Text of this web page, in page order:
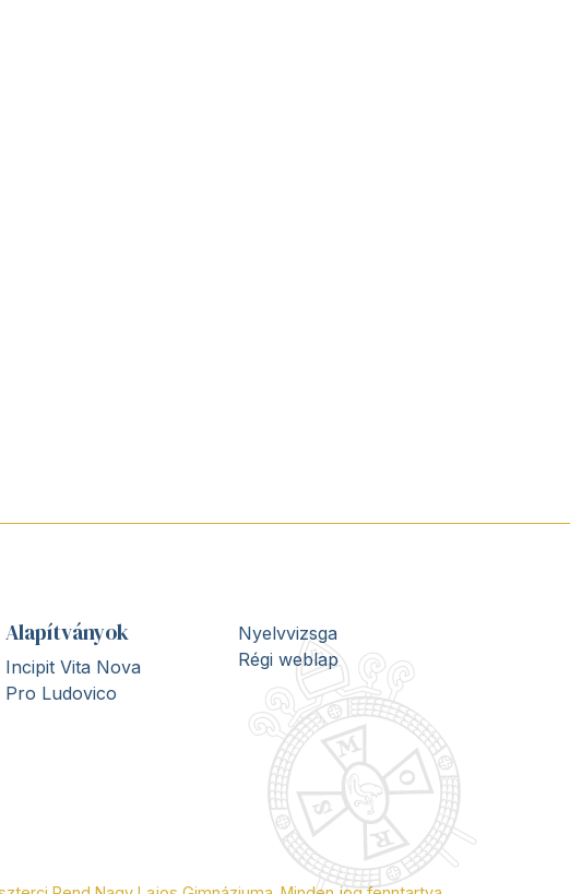
Alapítványok
Incipit Vita Nova
Pro Ludovico
Nyelvvizsga
Régi weblap